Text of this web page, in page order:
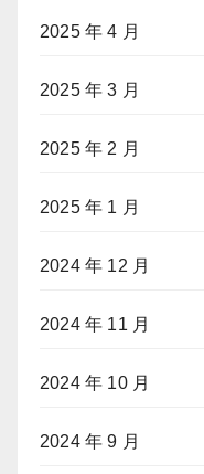
2025 年 4 月
2025 年 3 月
2025 年 2 月
2025 年 1 月
2024 年 12 月
2024 年 11 月
2024 年 10 月
2024 年 9 月